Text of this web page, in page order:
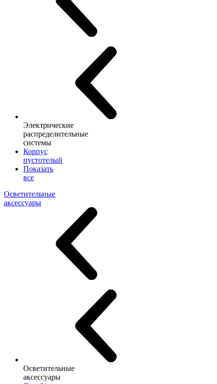
Электрические
распределительные
системы
Корпус
пустотелый
Показать
все
Осветительные
аксессуары
Осветительные
аксессуары